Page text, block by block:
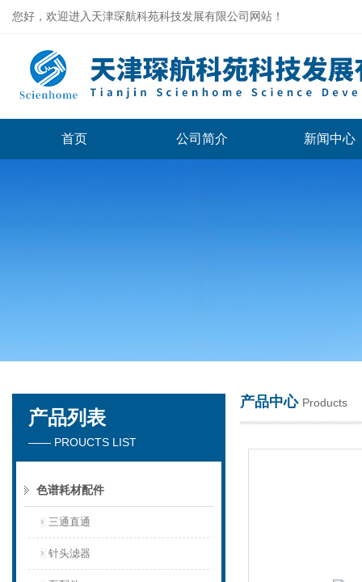
您好，欢迎进入天津琛航科苑科技发展有限公司网站！
天津琛航科苑科技发展有限公司
首页 公司简介 新闻中心
产品列表
—— PROUCTS LIST
色谱耗材配件
三通直通
针头滤器
产品中心 Products